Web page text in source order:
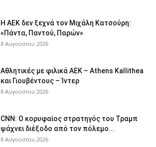
Η ΑΕΚ δεν ξεχνά τον Μιχάλη Κατσούρη:
«Πάντα, Παντού, Παρών»
8 Αυγούστου 2026
Αθλητικές με φιλικά ΑΕΚ – Athens Kallithea
και Γιουβέντους – Ίντερ
8 Αυγούστου 2026
CNN: Ο κορυφαίος στρατηγός του Τραμπ
ψάχνει διέξοδο από τον πόλεμο...
8 Αυγούστου 2026